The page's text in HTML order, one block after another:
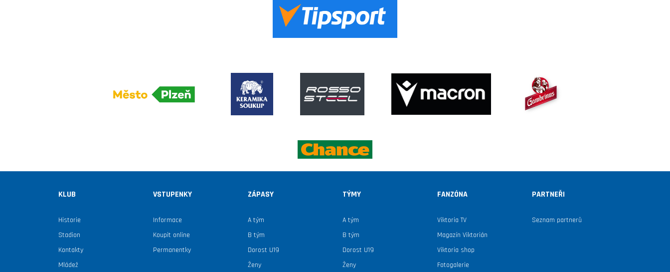
KLUB
Historie
Stadion
Kontakty
Mládež
VSTUPENKY
Informace
Koupit online
Permanentky
ZÁPASY
A tým
B tým
Dorost U19
Ženy
TÝMY
A tým
B tým
Dorost U19
Ženy
FANZÓNA
Viktoria TV
Magazín Viktorián
Viktoria shop
Fotogalerie
PARTNEŘI
Seznam partnerů